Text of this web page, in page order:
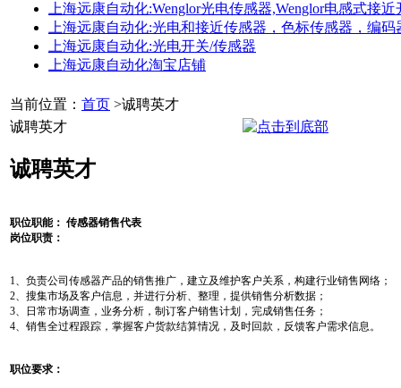
上海远康自动化:Wenglor光电传感器,Wenglor电感式接
上海远康自动化:光电和接近传感器，色标传感器，编
上海远康自动化:光电开关/传感器
上海远康自动化淘宝店铺
当前位置： 首页 >诚聘英才
诚聘英才
诚聘英才
职位职能： 传感器销售代表
岗位职责：
1、负责公司传感器产品的销售推广，建立及维护客户关系，构建行业销售网络；
2、搜集市场及客户信息，并进行分析、整理，提供销售分析数据；
3、日常市场调查，业务分析，制订客户销售计划，完成销售任务；
4、销售全过程跟踪，掌握客户货款结算情况，及时回款，反馈客户需求信息。
职位要求：